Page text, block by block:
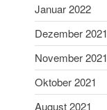
Januar 2022
Dezember 2021
November 2021
Oktober 2021
August 2021